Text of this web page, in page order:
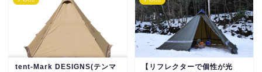
tent-Mark DESIGNS(テンマ
【リフレクターで個性が光